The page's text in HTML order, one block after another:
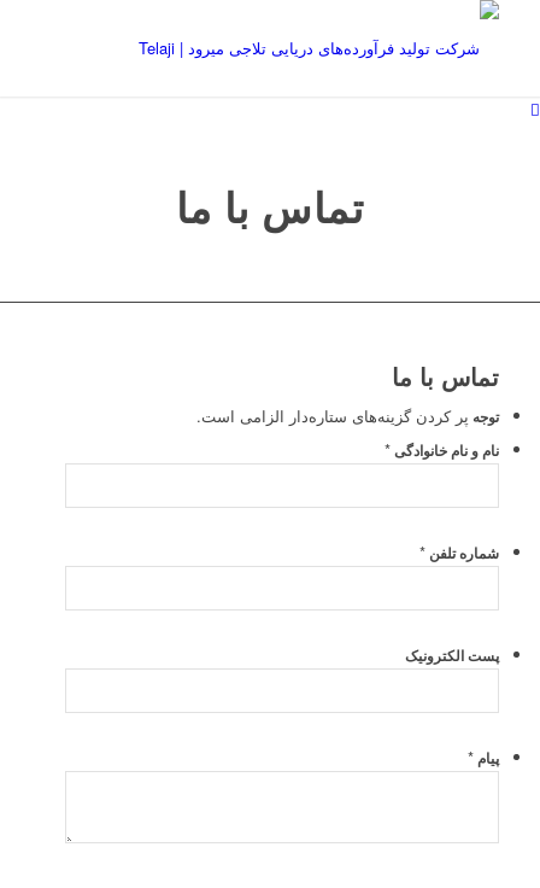
تماس با ما
تماس با ما
توجه پر کردن گزینه‌های ستاره‌دار الزامی است.
نام و نام خانوادگی*
شماره تلفن *
پست الکترونیک
پیام *